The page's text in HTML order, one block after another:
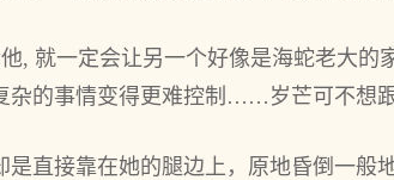
, 就一定会让另一个好像是海蛇老大的
的事情变得更难控制……岁芒可不想跟
直接靠在她的腿边上，原地昏倒一般地